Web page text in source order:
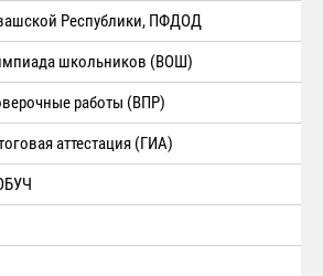
Республики, ПФДОД
школьников (ВОШ)
работы (ВПР)
аттестация (ГИА)